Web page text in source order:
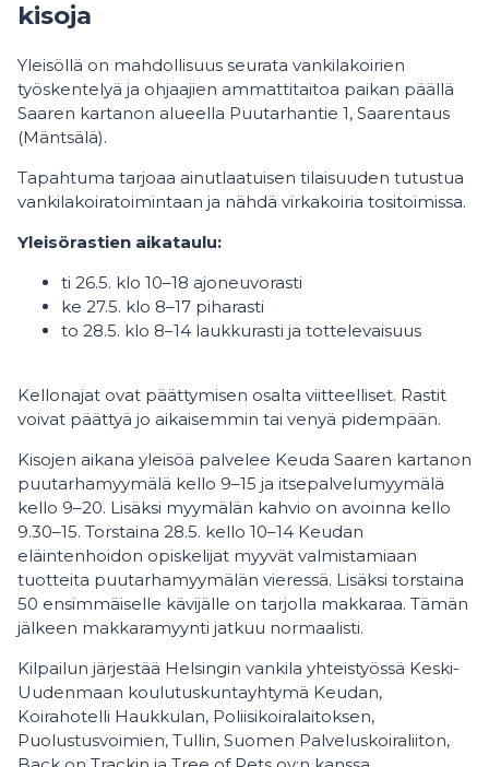
kisoja
Yleisöllä on mahdollisuus seurata vankilakoirien
työskentelyä ja ohjaajien ammattitaitoa paikan päällä
Saaren kartanon alueella Puutarhantie 1, Saarentaus
(Mäntsälä).
Tapahtuma tarjoaa ainutlaatuisen tilaisuuden tutustua
vankilakoiratoimintaan ja nähdä virkakoiria tositoimissa.
Yleisörastien aikataulu:
ti 26.5. klo 10–18 ajoneuvorasti
ke 27.5. klo 8–17 piharasti
to 28.5. klo 8–14 laukkurasti ja tottelevaisuus
Kellonajat ovat päättymisen osalta viitteelliset. Rastit
voivat päättyä jo aikaisemmin tai venyä pidempään.
Kisojen aikana yleisöä palvelee Keuda Saaren kartanon
puutarhamyymälä kello 9–15 ja itsepalvelumyymälä
kello 9–20. Lisäksi myymälän kahvio on avoinna kello
9.30–15. Torstaina 28.5. kello 10–14 Keudan
eläintenhoidon opiskelijat myyvät valmistamiaan
tuotteita puutarhamyymälän vieressä. Lisäksi torstaina
50 ensimmäiselle kävijälle on tarjolla makkaraa. Tämän
jälkeen makkaramyynti jatkuu normaalisti.
Kilpailun järjestää Helsingin vankila yhteistyössä Keski-
Uudenmaan koulutuskuntayhtymä Keudan,
Koirahotelli Haukkulan, Poliisikoiralaitoksen,
Puolustusvoimien, Tullin, Suomen Palveluskoiraliiton,